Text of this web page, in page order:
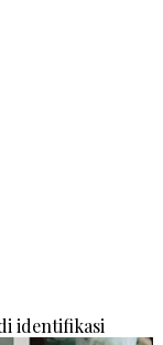
identifikasi